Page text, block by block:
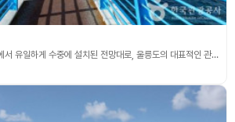
천부해중전망대는 우리나라에서 유일하게 수중에 설치된 전망대로, 울릉도의 대표적인 관광 명소 중 하나이다. 천부소공원과 연결된 다리를 따라 바다 방향으로 걸어가면, 그 끝에 원통형 구조의 천부해중전망대가 우뚝 서 있다. 전망대의 총높이는 22.2m이며, 내부에 설치된 계단을 따라 수심 6m 지점까지 내려갈 수 있다. 전망대 내부에는 바닷속을 직접 관찰할 수 있는 전망창이 설치되어 있어, 울릉도 주변 바다에 서식하는 다양한 해양 생물들을 생생하게 감상할 수